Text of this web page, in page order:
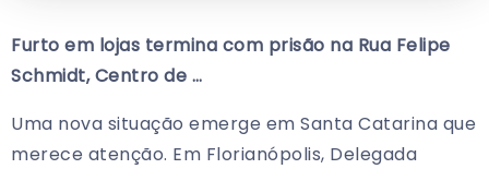
Furto em lojas termina com prisão na Rua Felipe
Schmidt, Centro de …
Uma nova situação emerge em Santa Catarina que
merece atenção. Em Florianópolis, Delegada